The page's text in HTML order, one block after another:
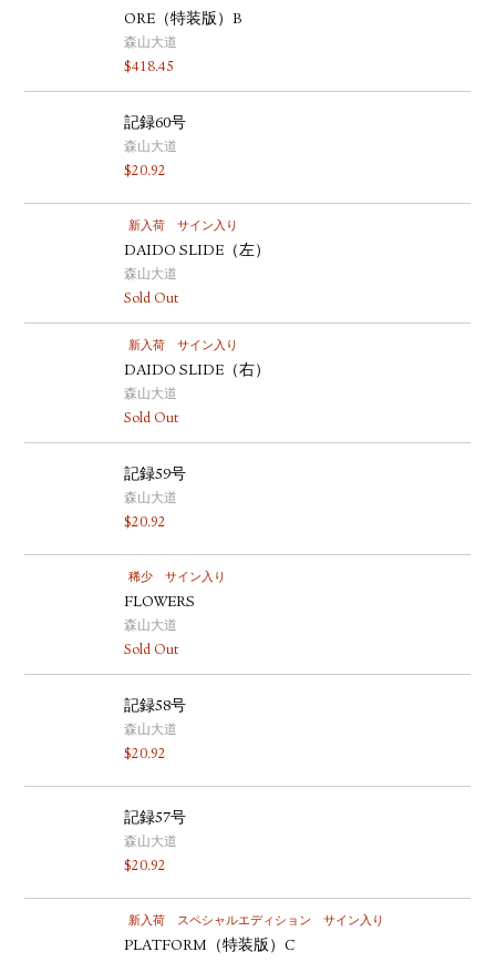
ORE（特装版）B
森山大道
$418.45
記録60号
森山大道
$20.92
新入荷 サイン入り
DAIDO SLIDE（左）
森山大道
Sold Out
新入荷 サイン入り
DAIDO SLIDE（右）
森山大道
Sold Out
記録59号
森山大道
$20.92
稀少 サイン入り
FLOWERS
森山大道
Sold Out
記録58号
森山大道
$20.92
記録57号
森山大道
$20.92
新入荷 スペシャルエディション サイン入り
PLATFORM（特装版）C